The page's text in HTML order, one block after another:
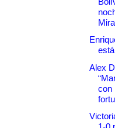
Alex
con